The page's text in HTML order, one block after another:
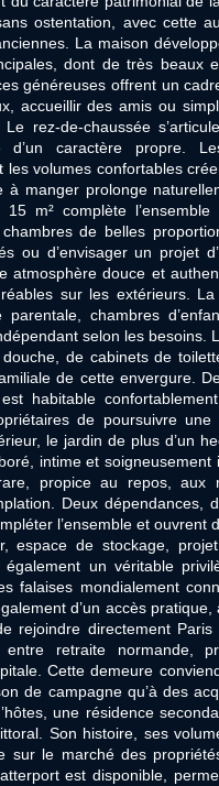
ostentation, avec cette
La maison
dont de très beaux
généreuses offrent un
accueillir des amis ou
rez-de-chaussée
d’un caractère propre.
les volumes confortables
à manger prolonge
15 m² complète
de belles
ou d’envisager un projet
atmosphère douce et
sur les extérieurs. La
chambres
selon les besoins.
de cabinets de
de cette envergure.
habitable
de poursuivre
le jardin de plus d’un
intime et
propice au repos, aux
Deux dépendances,
l’ensemble et ouvrent
espace de stockage,
un véritable
falaises mondialement
d’un accès
rejoindre directement
retraite normande,
Cette demeure
de campagne qu’à des
une résidence
Son histoire, ses
sur le marché des
est disponible,